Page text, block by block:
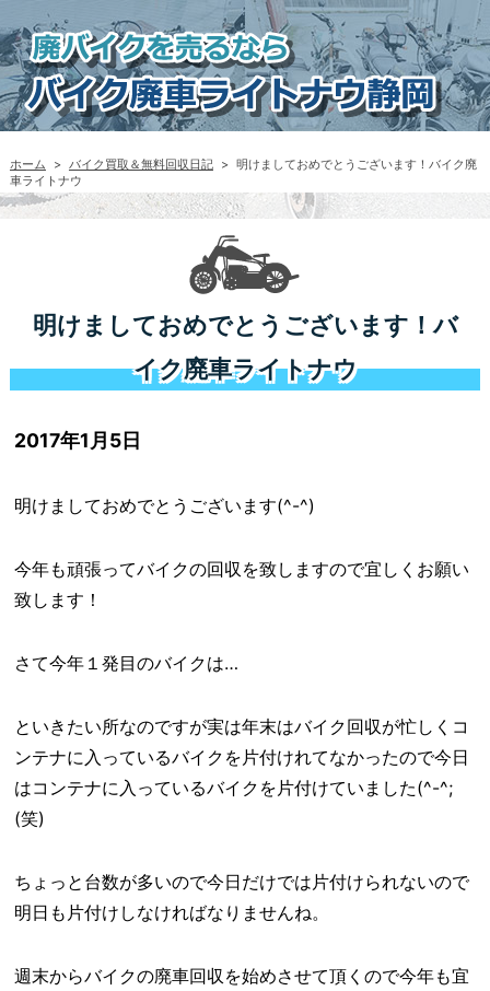
ホーム > バイク買取＆無料回収日記 > 明けましておめでとうございます！バイク廃
車ライトナウ
明けましておめでとうございます！バ
イク廃車ライトナウ
2017年1月5日
明けましておめでとうございます(^-^)
今年も頑張ってバイクの回収を致しますので宜しくお願い
致します！
さて今年１発目のバイクは…
といきたい所なのですが実は年末はバイク回収が忙しくコ
ンテナに入っているバイクを片付けれてなかったので今日
はコンテナに入っているバイクを片付けていました(^-^;
(笑)
ちょっと台数が多いので今日だけでは片付けられないので
明日も片付けしなければなりませんね。
週末からバイクの廃車回収を始めさせて頂くので今年も宜